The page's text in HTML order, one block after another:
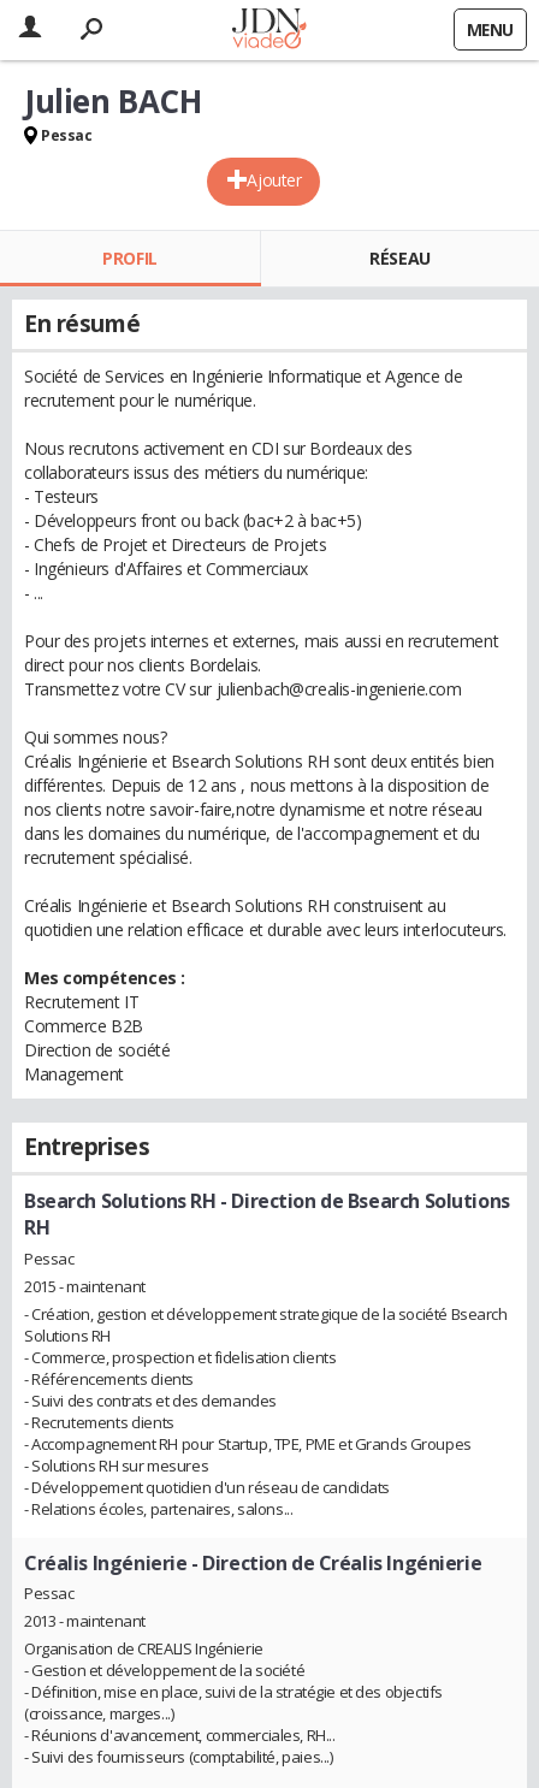
MENU
Ajouter
Julien BACH
Pessac
PROFIL RÉSEAU
En résumé
Société de Services en Ingénierie Informatique et Agence de
recrutement pour le numérique.
Nous recrutons activement en CDI sur Bordeaux des
collaborateurs issus des métiers du numérique:
- Testeurs
- Développeurs front ou back (bac+2 à bac+5)
- Chefs de Projet et Directeurs de Projets
- Ingénieurs d'Affaires et Commerciaux
- ...
Pour des projets internes et externes, mais aussi en recrutement
direct pour nos clients Bordelais.
Transmettez votre CV sur julienbach@crealis-ingenierie.com
Qui sommes nous?
Créalis Ingénierie et Bsearch Solutions RH sont deux entités bien
différentes. Depuis de 12 ans , nous mettons à la disposition de
nos clients notre savoir-faire,notre dynamisme et notre réseau
dans les domaines du numérique, de l'accompagnement et du
recrutement spécialisé.
Créalis Ingénierie et Bsearch Solutions RH construisent au
quotidien une relation efficace et durable avec leurs interlocuteurs.
Mes compétences :
Recrutement IT
Commerce B2B
Direction de société
Management
Entreprises
Bsearch Solutions RH - Direction de Bsearch Solutions
RH
Pessac
2015 - maintenant
- Création, gestion et développement strategique de la société Bsearch
Solutions RH
- Commerce, prospection et fidelisation clients
- Référencements clients
- Suivi des contrats et des demandes
- Recrutements clients
- Accompagnement RH pour Startup, TPE, PME et Grands Groupes
- Solutions RH sur mesures
- Développement quotidien d'un réseau de candidats
- Relations écoles, partenaires, salons...
Créalis Ingénierie - Direction de Créalis Ingénierie
Pessac
2013 - maintenant
Organisation de CREALIS Ingénierie
- Gestion et développement de la société
- Définition, mise en place, suivi de la stratégie et des objectifs
(croissance, marges...)
- Réunions d'avancement, commerciales, RH...
- Suivi des fournisseurs (comptabilité, paies...)